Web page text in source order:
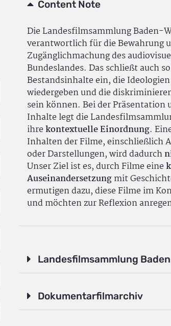
Content Note
Die Landesfilmsammlung Baden-
verantwortlich für die Bewahrung
Zugänglichmachung des
Bundeslandes. Das schließt auch
Bestandsinhalte ein, die
wiedergeben und die
sein können. Bei der Präsentation
Inhalte legt die
ihrekontextuelle Einordnung.
Inhalten der Filme, einschließlich
oder Darstellungen, wird dadurch
Unser Ziel ist es, durch Filme eine
Auseinandersetzungmit
ermutigen dazu, diese Filme im
und möchten zur Reflexion
Landesfilmsammlung
Dokumentarfilmarchiv